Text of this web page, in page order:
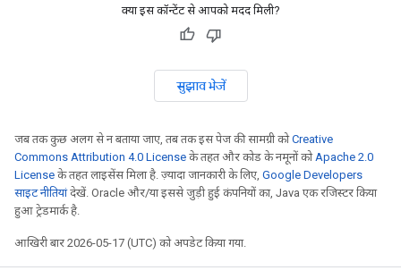
क्या इस कॉन्टेंट से आपको मदद मिली?
सुझाव भेजें
जब तक कुछ अलग से न बताया जाए, तब तक इस पेज की सामग्री कोCreative
Commons Attribution 4.0 License के तहत और कोड के नमूनों कोApache 2.0
License के तहत लाइसेंस मिला है. ज़्यादा जानकारी के लिए, Google Developers
साइट नीतियांदेखें. Oracle और/या इससे जुड़ी हुई कंपनियों का, Java एक रजिस्टर किया
हुआ ट्रेडमार्क है.
आखिरी बार 2026-05-17 (UTC) को अपडेट किया गया.